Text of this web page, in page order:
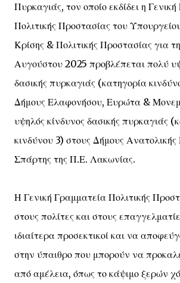
Πυρκαγιάς, τον οποίο εκδίδει η
Πολιτικής Προστασίας του
Κρίσης & Πολιτικής Προστασίας για
Αυγούστου 2025 προβλέπεται πολύ
δασικής πυρκαγιάς (κατηγορία
Δήμους Ελαφονήσου, Ευρώτα &
υψηλός κίνδυνος δασικής πυρκαγιάς
κινδύνου 3) στους Δήμους
Σπάρτης της Π.Ε. Λακωνίας.
Η Γενική Γραμματεία Πολιτικής
στους πολίτες και στους
ιδιαίτερα προσεκτικοί και να
στην ύπαιθρο που μπορούν να
από αμέλεια, όπως το κάψιμο ξερών